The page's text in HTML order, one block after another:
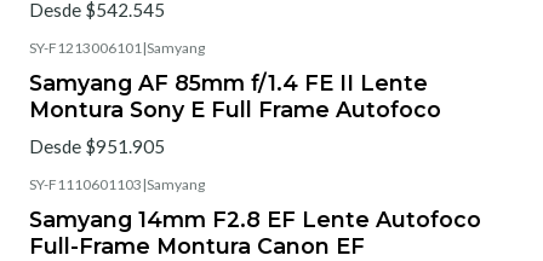
Desde $542.545
SY-F1213006101 |Samyang
Samyang AF 85mm f/1.4 FE II Lente
Montura Sony E Full Frame Autofoco
Desde $951.905
SY-F1110601103 |Samyang
Samyang 14mm F2.8 EF Lente Autofoco
Full-Frame Montura Canon EF